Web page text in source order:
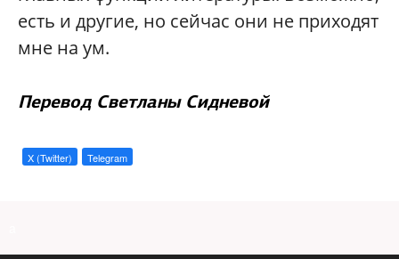
есть и другие, но сейчас они не приходят
мне на ум.
ПереводСветланы Сидневой
X (Twitter) Telegram